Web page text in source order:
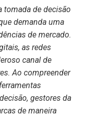
tomada de decisão
demanda uma
de mercado.
as redes
canal de
Ao compreender
gestores da
de maneira